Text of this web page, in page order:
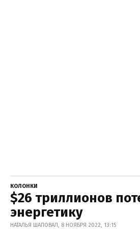
КОЛОНКИ
$26 триллионов
энергетику
НАТАЛЬЯ ШАПОВАЛ, 8 НОЯБРЯ 2022, 13:15